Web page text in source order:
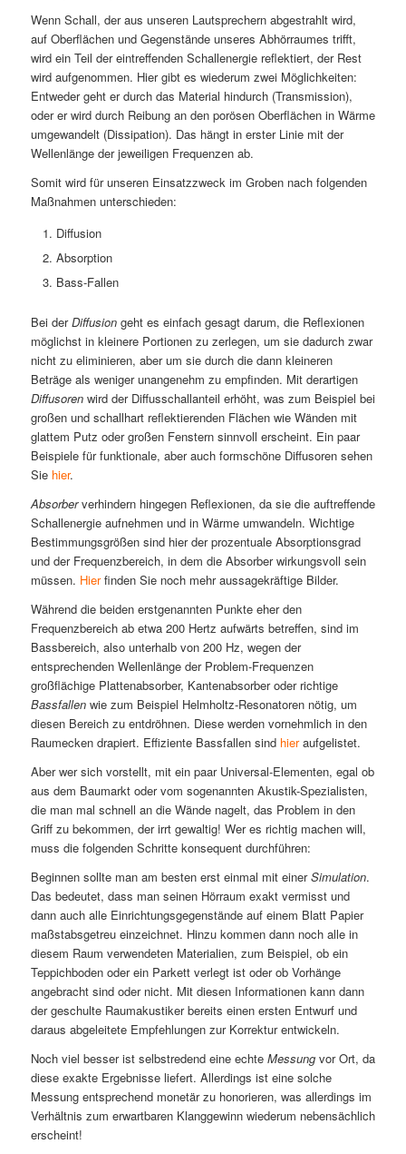
Wenn Schall, der aus unseren Lautsprechern abgestrahlt wird,
auf Oberflächen und Gegenstände unseres Abhörraumes trifft,
wird ein Teil der eintreffenden Schallenergie reflektiert, der Rest
wird aufgenommen. Hier gibt es wiederum zwei Möglichkeiten:
Entweder geht er durch das Material hindurch (Transmission),
oder er wird durch Reibung an den porösen Oberflächen in Wärme
umgewandelt (Dissipation). Das hängt in erster Linie mit der
Wellenlänge der jeweiligen Frequenzen ab.
Somit wird für unseren Einsatzzweck im Groben nach folgenden
Maßnahmen unterschieden:
Diffusion
Absorption
Bass-Fallen
Bei derDiffusiongeht es einfach gesagt darum, die Reflexionen
möglichst in kleinere Portionen zu zerlegen, um sie dadurch zwar
nicht zu eliminieren, aber um sie durch die dann kleineren
Beträge als weniger unangenehm zu empfinden. Mit derartigen
Diffusorenwird der Diffusschallanteil erhöht, was zum Beispiel bei
großen und schallhart reflektierenden Flächen wie Wänden mit
glattem Putz oder großen Fenstern sinnvoll erscheint. Ein paar
Beispiele für funktionale, aber auch formschöne Diffusoren sehen
Sie hier.
Absorberverhindern hingegen Reflexionen, da sie die auftreffende
Schallenergie aufnehmen und in Wärme umwandeln. Wichtige
Bestimmungsgrößen sind hier der prozentuale Absorptionsgrad
und der Frequenzbereich, in dem die Absorber wirkungsvoll sein
müssen. Hierfinden Sie noch mehr aussagekräftige Bilder.
Während die beiden erstgenannten Punkte eher den
Frequenzbereich ab etwa 200 Hertz aufwärts betreffen, sind im
Bassbereich, also unterhalb von 200 Hz, wegen der
entsprechenden Wellenlänge der Problem-Frequenzen
großflächige Plattenabsorber, Kantenabsorber oder richtige
Bassfallenwie zum Beispiel Helmholtz-Resonatoren nötig, um
diesen Bereich zu entdröhnen. Diese werden vornehmlich in den
Raumecken drapiert. Effiziente Bassfallen sind hieraufgelistet.
Aber wer sich vorstellt, mit ein paar Universal-Elementen, egal ob
aus dem Baumarkt oder vom sogenannten Akustik-Spezialisten,
die man mal schnell an die Wände nagelt, das Problem in den
Griff zu bekommen, der irrt gewaltig! Wer es richtig machen will,
muss die folgenden Schritte konsequent durchführen:
Beginnen sollte man am besten erst einmal mit einerSimulation.
Das bedeutet, dass man seinen Hörraum exakt vermisst und
dann auch alle Einrichtungsgegenstände auf einem Blatt Papier
maßstabsgetreu einzeichnet. Hinzu kommen dann noch alle in
diesem Raum verwendeten Materialien, zum Beispiel, ob ein
Teppichboden oder ein Parkett verlegt ist oder ob Vorhänge
angebracht sind oder nicht. Mit diesen Informationen kann dann
der geschulte Raumakustiker bereits einen ersten Entwurf und
daraus abgeleitete Empfehlungen zur Korrektur entwickeln.
Noch viel besser ist selbstredend eine echte Messungvor Ort, da
diese exakte Ergebnisse liefert. Allerdings ist eine solche
Messung entsprechend monetär zu honorieren, was allerdings im
Verhältnis zum erwartbaren Klanggewinn wiederum nebensächlich
erscheint!